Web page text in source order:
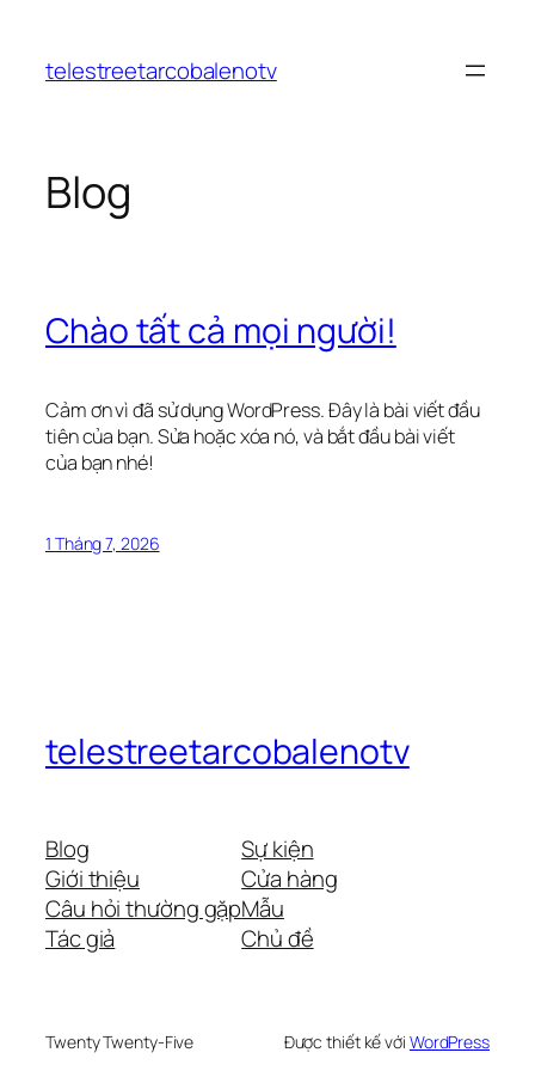
phầntelestreetarcobalenotv
Blog
Chào tất cả mọi người!
Cảm ơn vì đã sử dụng WordPress. Đây là bài viết đầu
tiên của bạn. Sửa hoặc xóa nó, và bắt đầu bài viết
của bạn nhé!
1 Tháng 7, 2026
telestreetarcobalenotv
Blog
Giới thiệu
Câu hỏi thường gặp
Tác giả
Sự kiện
Cửa hàng
Mẫu
Chủ đề
Twenty Twenty-Five Được thiết kế với WordPress